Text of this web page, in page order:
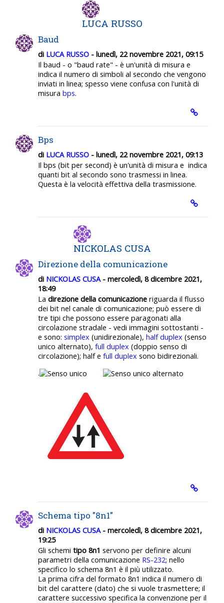
LUCA RUSSO
Baud
di LUCA RUSSO - lunedì, 22 novembre 2021, 09:15
Il baud - o "baud rate" - è un'unità di misura e
indica il numero di simboli al secondo che vengono
inviati in linea; spesso viene confusa con l'unità di
misura bps.
Bps
di LUCA RUSSO - lunedì, 22 novembre 2021, 09:13
Il bps (bit per second) è un'unità di misura e indica
quanti bit al secondo sono trasmessi in linea.
Questa è la velocità effettiva della trasmissione.
NICKOLAS CUSA
Direzione della comunicazione
di NICKOLAS CUSA- mercoledì, 8 dicembre 2021,
18:49
La direzione della comunicazione riguarda il flusso
dei bit nel canale di comunicazione; può essere di
tre tipi che possono essere paragonati alla
circolazione stradale - vedi immagini sottostanti -
e sono: simplex (unidirezionale), half duplex (senso
unico alternato), full duplex (doppio senso di
circolazione); half e full duplex sono bidirezionali.
.
Schema tipo "8n1"
di NICKOLAS CUSA- mercoledì, 8 dicembre 2021,
19:25
Gli schemi tipo 8n1 servono per definire alcuni
parametri della comunicazione RS-232; nello
specifico lo schema 8n1 è il più utilizzato.
La prima cifra del formato 8n1 indica il numero di
bit del carattere (dato) che si vuole trasmettere; il
carattere successivo specifica la convenzione per il